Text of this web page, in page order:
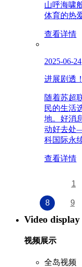
山呼海啸
体育的热
查看详情
2025-06-24
进展剧透
随着苏超
民的生活
地。好消
动好去处
科国际永
查看详情
1
8 9
Video display
视频展示
全岛视频